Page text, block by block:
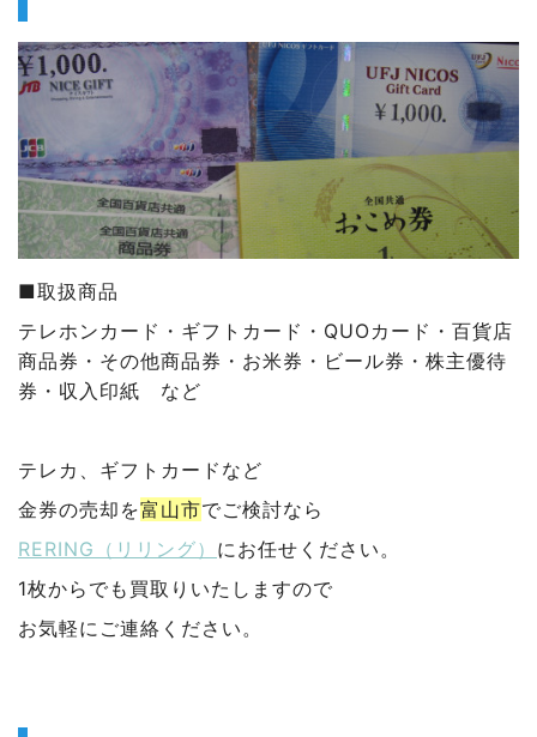
■取扱商品
テレホンカード ・ギフトカード ・QUOカード ・百貨店
商品券 ・その他商品券 ・お米券 ・ビール券 ・株主優待
券・収入印紙 など
テレカ、ギフトカードなど
金券の売却を富山市でご検討なら
RERING（リリング） にお任せください。
1枚からでも買取りいたしますので
お気軽にご連絡ください。